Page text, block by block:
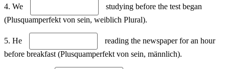
4. We
studying before the test began
(Plusquamperfekt von sein, weiblich Plural).
5. He
reading the newspaper for an hour
before breakfast (Plusquamperfekt von sein, männlich).